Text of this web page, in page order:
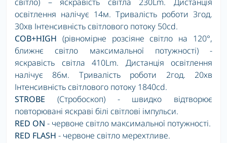
освітлення налічує 14м. Тривалість роботи 3год.
30хв Інтенсивність світлового потоку 50cd.
COB+HIGH (рівномірне розсіяне світло на 120°,
ближнє світло максимальної потужності) -
яскравість світла 410Lm. Дистанція освітлення
налічує 86м. Тривалість роботи 2год. 20хв
Інтенсивність світлового потоку 1840cd.
STROBE (Стробоскоп) - швидко відтворює
повторювані яскраві білі світлові імпульси.
RED ON - червоне світло максимальної потужності.
RED FLASH - червоне світло мерехтливе.